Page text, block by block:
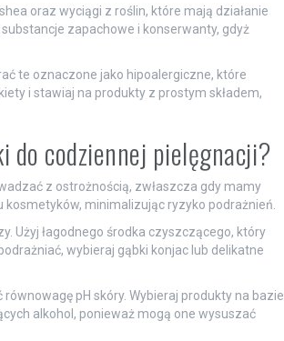
oraz wyciągi z roślin, które mają działanie
zapachowe i konserwanty, gdyż
te oznaczone jako hipoalergiczne, które
i stawiaj na produkty z prostym składem,
do codziennej pielęgnacji?
z ostrożnością, zwłaszcza gdy mamy
minimalizując ryzyko podrażnień.
Użyj łagodnego środka czyszczącego, który
wybieraj gąbki konjac lub delikatne
pH skóry. Wybieraj produkty na bazie
alkohol, ponieważ mogą one wysuszać